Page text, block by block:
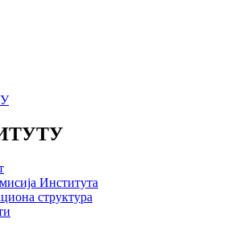
Института
структура